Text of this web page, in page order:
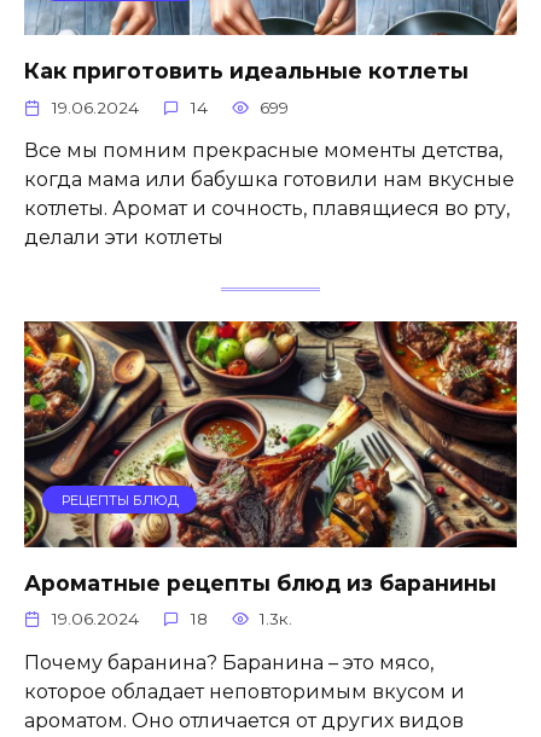
Как приготовить идеальные котлеты
19.06.2024 14 699
Все мы помним прекрасные моменты детства,
когда мама или бабушка готовили нам вкусные
котлеты. Аромат и сочность, плавящиеся во рту,
делали эти котлеты
РЕЦЕПТЫ БЛЮД
Ароматные рецепты блюд из баранины
19.06.2024 18 1.3к.
Почему баранина? Баранина – это мясо,
которое обладает неповторимым вкусом и
ароматом. Оно отличается от других видов